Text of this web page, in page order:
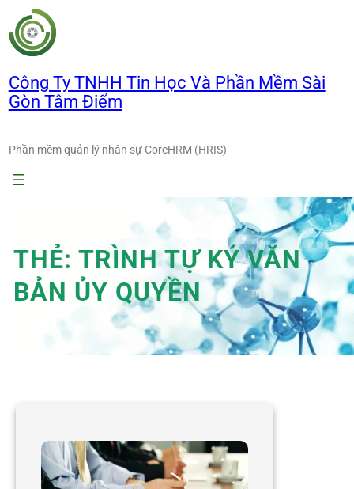
Chuyển
đến
phần
dung
Công Ty TNHH Tin Học Và Phần Mềm Sài
Gòn Tâm Điểm
Phần mềm quản lý nhân sự CoreHRM (HRIS)
THẺ: TRÌNH TỰ KÝ VĂN
BẢN ỦY QUYỀN